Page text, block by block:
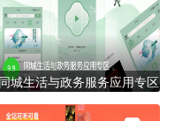
同城生活与政务服务应用专区